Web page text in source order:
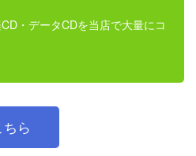
・データCDを当店で大量にコ
ら